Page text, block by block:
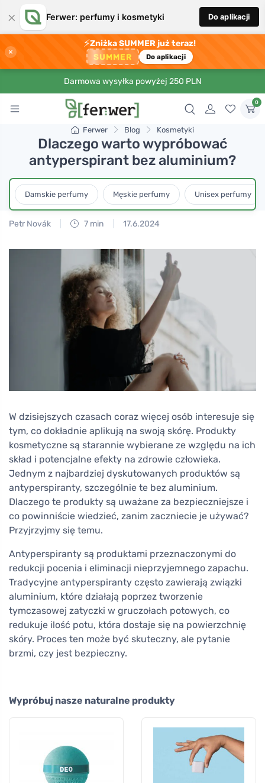
× Ferwer: perfumy i kosmetyki Do aplikacji
×
⚡Zniżka SUMMER już teraz!
SUMMER Do aplikacji
Darmowa wysyłka powyżej 250 PLN
0
Ferwer Blog Kosmetyki
Dlaczego warto wypróbować
antyperspirant bez aluminium?
Damskie perfumy Męskie perfumy Unisex perfumy
Petr Novák 7 min 17.6.2024
W dzisiejszych czasach coraz więcej osób interesuje się
tym, co dokładnie aplikują na swoją skórę. Produkty
kosmetyczne są starannie wybierane ze względu na ich
skład i potencjalne efekty na zdrowie człowieka.
Jednym z najbardziej dyskutowanych produktów są
antyperspiranty, szczególnie te bez aluminium.
Dlaczego te produkty są uważane za bezpieczniejsze i
co powinniście wiedzieć, zanim zaczniecie je używać?
Przyjrzyjmy się temu.
Antyperspiranty są produktami przeznaczonymi do
redukcji pocenia i eliminacji nieprzyjemnego zapachu.
Tradycyjne antyperspiranty często zawierają związki
aluminium, które działają poprzez tworzenie
tymczasowej zatyczki w gruczołach potowych, co
redukuje ilość potu, która dostaje się na powierzchnię
skóry. Proces ten może być skuteczny, ale pytanie
brzmi, czy jest bezpieczny.
Wypróbuj nasze naturalne produkty